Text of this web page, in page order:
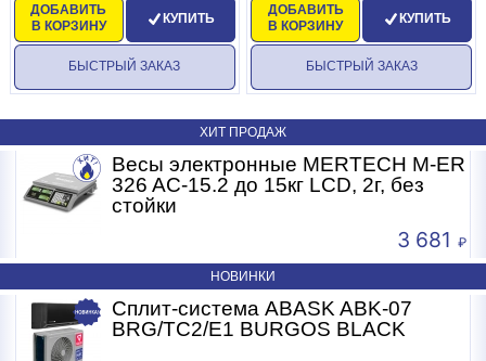
ДОБАВИТЬ
В КОРЗИНУ
КУПИТЬ
БЫСТРЫЙ ЗАКАЗ
ДОБАВИТЬ
В КОРЗИНУ
КУПИТЬ
БЫСТРЫЙ ЗАКАЗ
ХИТ ПРОДАЖ
Весы электронные MERTECH M-ER
326 AC-15.2 до 15кг LCD, 2г, без
стойки
3 681
НОВИНКИ
Сплит-система ABASK ABK-07
BRG/TC2/E1 BURGOS BLACK